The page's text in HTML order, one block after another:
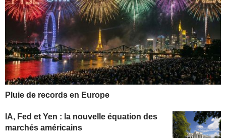
Pluie de records en Europe
IA, Fed et Yen : la nouvelle équation des
marchés américains